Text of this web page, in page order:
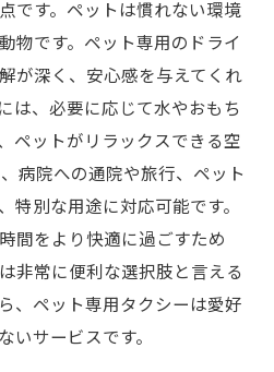
です。ペットは慣れない環境
物です。ペット専用のドライ
が深く、安心感を与えてくれ
は、必要に応じて水やおもち
ペットがリラックスできる空
病院への通院や旅行、ペット
特別な用途に対応可能です。
間をより快適に過ごすため
非常に便利な選択肢と言える
、ペット専用タクシーは愛好
いサービスです。